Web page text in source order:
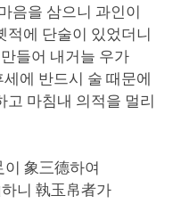
음을 삼으니 과인이
적에 단술이 있었더니
들어 내거늘 우가
에 반드시 술 때문에
고 마침내 의적을 멀리
象三德하여
니 執玉帛者가